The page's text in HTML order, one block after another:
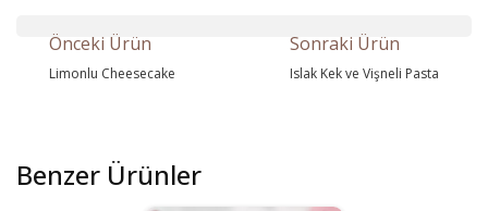
Önceki Ürün
Limonlu Cheesecake
Sonraki Ürün
Islak Kek ve Vişneli Pasta
Benzer Ürünler